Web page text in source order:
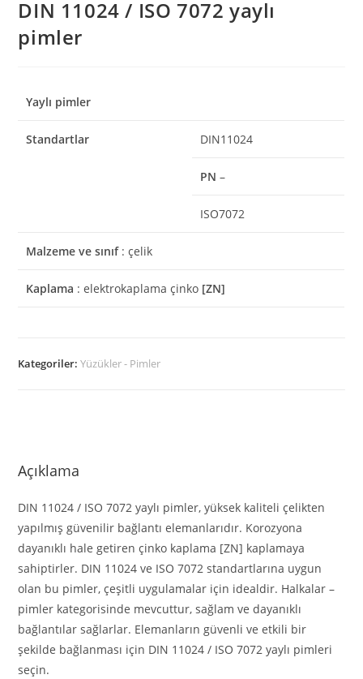
DIN 11024 / ISO 7072 yaylı
pimler
Yaylı pimler
Standartlar DIN11024
PN –
ISO7072
Malzeme ve sınıf: çelik
Kaplama : elektrokaplama çinko [ZN]
Kategoriler:Yüzükler - Pimler
Açıklama
DIN 11024 / ISO 7072 yaylı pimler, yüksek kaliteli çelikten
yapılmış güvenilir bağlantı elemanlarıdır. Korozyona
dayanıklı hale getiren çinko kaplama [ZN] kaplamaya
sahiptirler. DIN 11024 ve ISO 7072 standartlarına uygun
olan bu pimler, çeşitli uygulamalar için idealdir. Halkalar –
pimler kategorisinde mevcuttur, sağlam ve dayanıklı
bağlantılar sağlarlar. Elemanların güvenli ve etkili bir
şekilde bağlanması için DIN 11024 / ISO 7072 yaylı pimleri
seçin.